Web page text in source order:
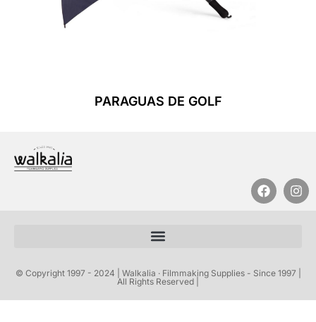
PARAGUAS DE GOLF
© Copyright 1997 - 2024 | Walkalia · Filmmaking Supplies - Since 1997 |
All Rights Reserved |